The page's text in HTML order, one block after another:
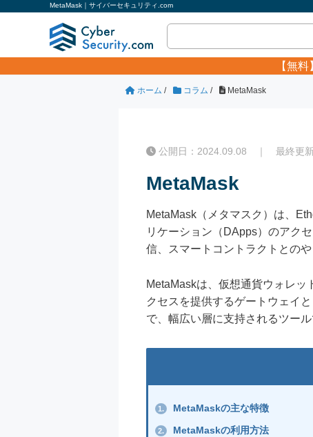
MetaMask｜サイバーセキュリティ.com
【無料
ホーム / コラム / MetaMask
公開日：2024.09.08 ｜ 最終更
MetaMask
MetaMask（メタマスク）は、
リケーション（DApps）のアク
信、スマートコントラクトとの
MetaMaskは、仮想通貨ウォレ
クセスを提供するゲートウェイ
で、幅広い層に支持されるツール
1. MetaMaskの主な特徴
2. MetaMaskの利用方法